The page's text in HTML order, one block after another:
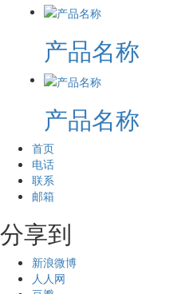
产品名称
产品名称
首页
电话
联系
邮箱
分享到
新浪微博
人人网